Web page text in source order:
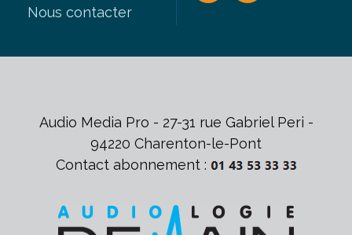
Nous contacter
Audio Media Pro - 27-31 rue Gabriel Peri -
94220 Charenton-le-Pont
Contact abonnement :